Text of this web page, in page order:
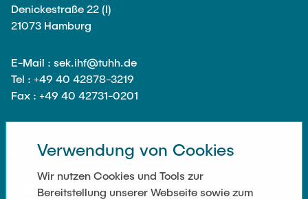
Denickestraße 22 (I)
21073 Hamburg
E-Mail : sek.ihf@tuhh.de
Tel : +49 40 42878-3219
Fax : +49 40 42731-0201
SOZIALE NETZWERKE
Verwendung von Cookies
Wir nutzen Cookies und Tools zur
Bereitstellung unserer Webseite sowie zum